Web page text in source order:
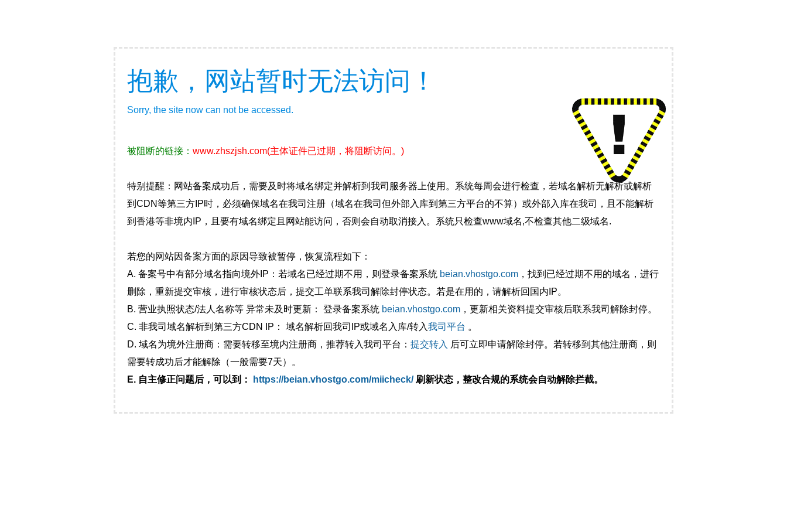
抱歉，网站暂时无法访问！
Sorry, the site now can not be accessed.
被阻断的链接： www.zhszjsh.com(主体证件已过期，将阻断访问。)
特别提醒：网站备案成功后，需要及时将域名绑定并解析到我司服务器上使用。系统每周会进行检查，若域名解析无解析或解析
到CDN等第三方IP时，必须确保域名在我司注册（域名在我司但外部入库到第三方平台的不算）或外部入库在我司，且不能解析
到香港等非境内IP，且要有域名绑定且网站能访问，否则会自动取消接入。系统只检查www域名,不检查其他二级域名.
若您的网站因备案方面的原因导致被暂停，恢复流程如下：
A. 备案号中有部分域名指向境外IP：若域名已经过期不用，则登录备案系统 beian.vhostgo.com ，找到已经过期不用的域名，进行
删除，重新提交审核，进行审核状态后，提交工单联系我司解除封停状态。若是在用的，请解析回国内IP。
B. 营业执照状态/法人名称等 异常未及时更新： 登录备案系统 beian.vhostgo.com ，更新相关资料提交审核后联系我司解除封停。
C. 非我司域名解析到第三方CDN IP： 域名解析回我司IP或域名入库/转入我司平台 。
D. 域名为境外注册商：需要转移至境内注册商，推荐转入我司平台： 提交转入 后可立即申请解除封停。若转移到其他注册商，则
需要转成功后才能解除（一般需要7天）。
E. 自主修正问题后，可以到：
https://beian.vhostgo.com/miicheck/刷新状态，整改合规的系统会自动解除拦截。